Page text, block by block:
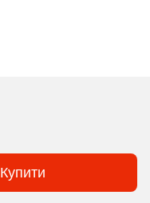
Купити